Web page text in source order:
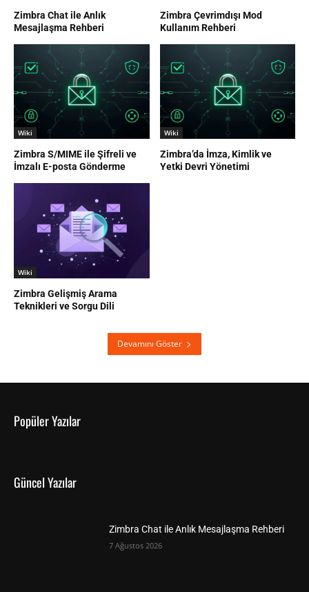
Zimbra Chat ile Anlık
Mesajlaşma Rehberi
Zimbra Çevrimdışı Mod
Kullanım Rehberi
Wiki
Zimbra S/MIME ile Şifreli ve
İmzalı E-posta Gönderme
Wiki
Zimbra’da İmza, Kimlik ve
Yetki Devri Yönetimi
Wiki
Zimbra Gelişmiş Arama
Teknikleri ve Sorgu Dili
Devamını Göster
Popüler Yazılar
Güncel Yazılar
Zimbra Chat ile Anlık Mesajlaşma Rehberi
7 Ağustos 2026